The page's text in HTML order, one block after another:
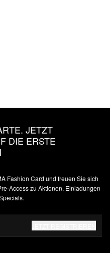
JETZT
DIE ERSTE
Fashion Card und freuen Sie sich
Access zu Aktionen, Einladungen